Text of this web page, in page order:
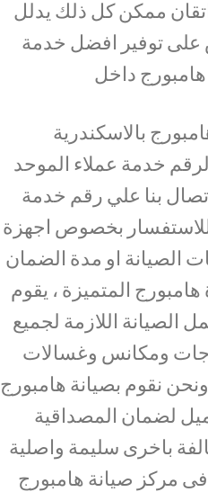
ممكن كل ذلك يدلل
على توفير افضل خدمة
هامبورج داخل
بالاسكندرية
يعتبر الرقم خدمة عملاء الموحد
بنا علي رقم خدمة
للاستفسار بخصوص اجهزة
الصيانة او مدة الضمان
المتميزة ، يقوم
الصيانة اللازمة لجميع
ومكانس وغسالات
نقوم بصيانة هامبورج
لضمان المصداقية
باخرى سليمة واصلية
مركز صيانة هامبورج